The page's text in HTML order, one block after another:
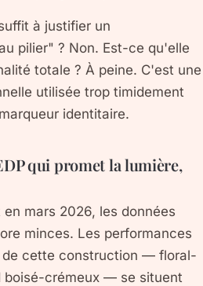
à justifier un
pilier" ? Non. Est-ce qu'elle
totale ? À peine. C'est une
utilisée trop timidement
identitaire.
qui promet la lumière,
mars 2026, les données
minces. Les performances
de cette construction — floral-
boisé-crémeux — se situent